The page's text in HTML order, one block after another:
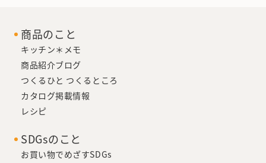
商品のこと
キッチン＊メモ
商品紹介ブログ
つくるひと つくるところ
カタログ掲載情報
レシピ
SDGsのこと
お買い物でめざすSDGs